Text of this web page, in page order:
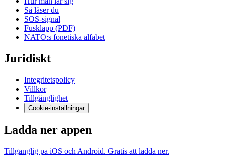
Så läser du
SOS-signal
Fusklapp (PDF)
NATO:s fonetiska alfabet
Juridiskt
Integritetspolicy
Villkor
Tillgänglighet
Cookie-inställningar
Ladda ner appen
Tillganglig pa iOS och Android. Gratis att ladda ner.